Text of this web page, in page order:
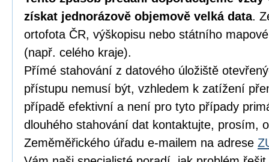
získat jednorázově objemově velká data.
ortofota ČR, výškopisu nebo státního
(např. celého kraje).
Přímé stahování z datového úložiště
přístupu nemusí být, vzhledem k zatížení
případě efektivní a není pro tyto případy
dlouhého stahování dat kontaktujte, prosím,
Zeměměřického úřadu e-mailem na adrese